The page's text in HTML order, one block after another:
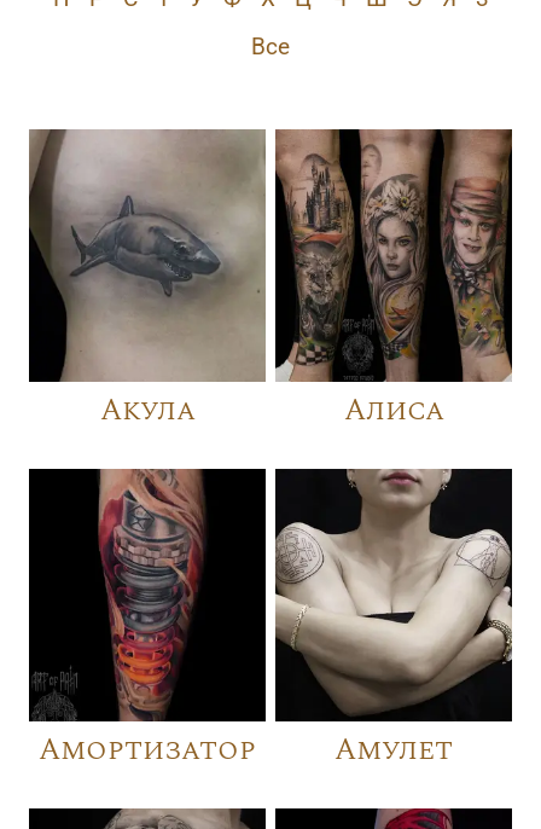
Все
Акула Алиса
Амортизатор Амулет